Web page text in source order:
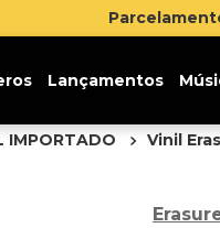
sem juros. Aproveite!
Lançamentos
IMPORTADO Vinil